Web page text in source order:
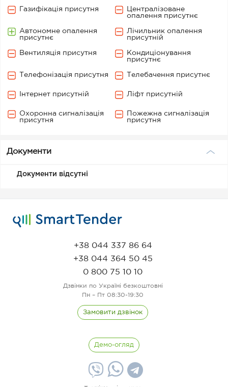
Газифікація присутня
Централізоване
опалення присутнє
Автономне опалення
присутнє
Лічильник опалення
присутній
Вентиляція присутня
Кондиціонування
присутнє
Телефонізація присутня Телебачення присутнє
Інтернет присутній Ліфт присутній
Охоронна сигналізація
присутня
Пожежна сигналізація
присутня
Документи
Документи відсутні
+38 044 337 86 64
+38 044 364 50 45
0 800 75 10 10
Дзвінки по Україні безкоштовні
Пн – Пт 08:30-19:30
Замовити дзвінок
Демо-огляд